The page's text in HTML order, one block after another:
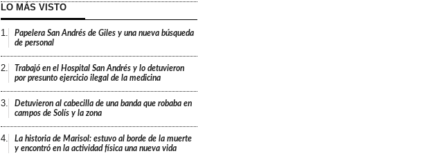
LO MÁS VISTO
1.
Papelera San Andrés de Giles y una nueva búsqueda
de personal
2.
Trabajó en el Hospital San Andrés y lo detuvieron
por presunto ejercicio ilegal de la medicina
3.
Detuvieron al cabecilla de una banda que robaba en
campos de Solís y la zona
4.
La historia de Marisol: estuvo al borde de la muerte
y encontró en la actividad física una nueva vida